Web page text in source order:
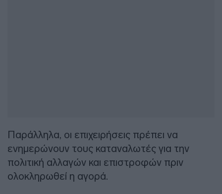
Παράλληλα, οι επιχειρήσεις πρέπει να
ενημερώνουν τους καταναλωτές για την
πολιτική αλλαγών και επιστροφών πριν
ολοκληρωθεί η αγορά.